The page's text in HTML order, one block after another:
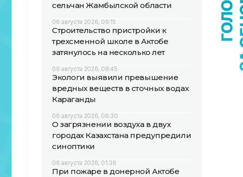
сельчан Жамбылской области
06 августа 2026, 09:15
Строительство пристройки к
трехсменной школе в Актобе
затянулось на несколько лет
06 августа 2026, 08:45
Экологи выявили превышение
вредных веществ в сточных водах
Караганды
06 августа 2026, 06:30
О загрязнении воздуха в двух
городах Казахстана предупредили
синоптики
06 августа 2026, 01:36
При пожаре в донерной Актобе